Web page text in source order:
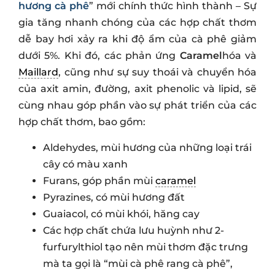
hương cà phê” mới chính thức hình thành – Sự
gia tăng nhanh chóng của các hợp chất thơm
dễ bay hơi xảy ra khi độ ẩm của cà phê giảm
dưới 5%. Khi đó, các phản ứng Caramel hóa và
Maillard, cũng như sự suy thoái và chuyển hóa
của axit amin, đường, axit phenolic và lipid, sẽ
cùng nhau góp phần vào sự phát triển của các
hợp chất thơm, bao gồm:
Aldehydes, mùi hương của những loại trái
cây có màu xanh
Furans, góp phần mùi caramel
Pyrazines, có mùi hương đất
Guaiacol, có mùi khói, hăng cay
Các hợp chất chứa lưu huỳnh như 2-
furfurylthiol tạo nên mùi thơm đặc trưng
mà ta gọi là “mùi cà phê rang cà phê”,